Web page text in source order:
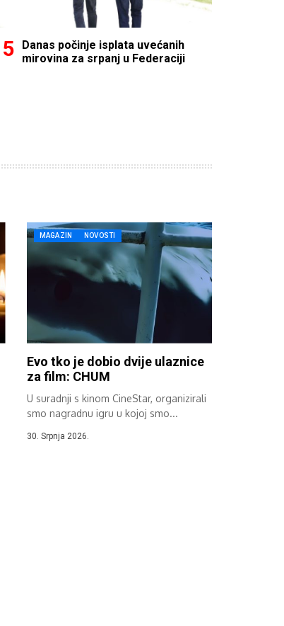
Danas počinje isplata uvećanih
mirovina za srpanj u Federaciji
MAGAZIN NOVOSTI
Evo tko je dobio dvije ulaznice
za film: CHUM
U suradnji s kinom CineStar, organizirali
smo nagradnu igru u kojoj smo...
30. Srpnja 2026.